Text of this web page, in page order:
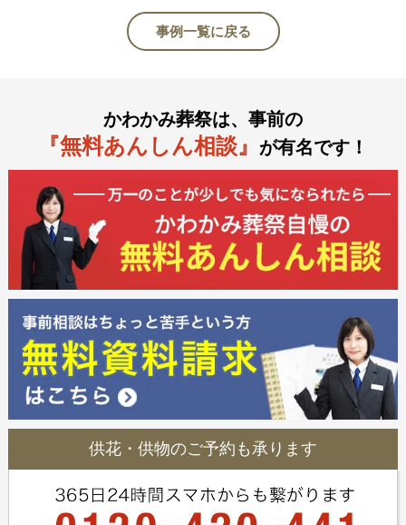
事例一覧に戻る
かわかみ葬祭は、事前の
『無料あんしん相談』 が有名です！
供花・供物のご予約も承ります